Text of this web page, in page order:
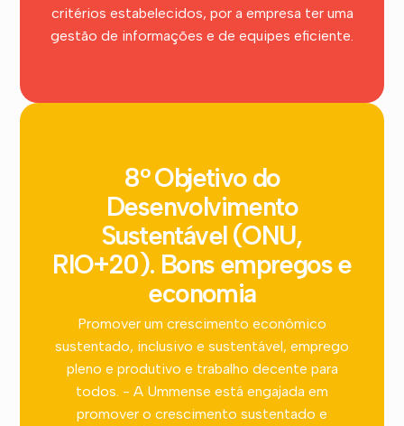
critérios estabelecidos, por a empresa ter uma
gestão de informações e de equipes eficiente.
8° Objetivo do
Desenvolvimento
Sustentável (ONU,
RIO+20). Bons empregos e
economia
Promover um crescimento econômico
sustentado, inclusivo e sustentável, emprego
pleno e produtivo e trabalho decente para
todos. - A Ummense está engajada em
promover o crescimento sustentado e